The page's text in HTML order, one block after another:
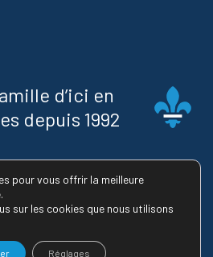
d’ici en
depuis 1992
|
pour vous offrir la meilleure
sur les cookies que nous utilisons
Réglages